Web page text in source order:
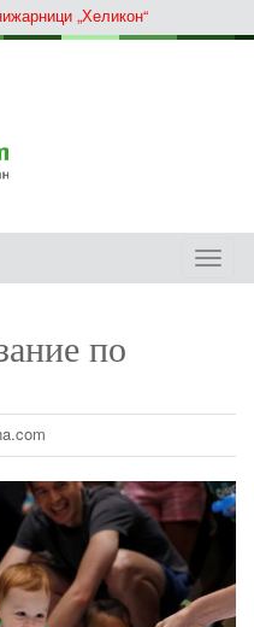
„Хеликон“
Toggle
по